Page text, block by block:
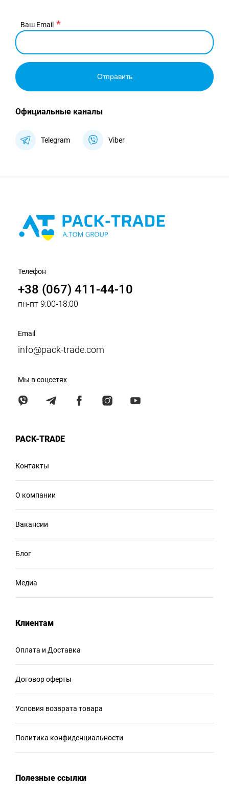
Ваш Email
Отправить
Официальные каналы
Telegram Viber
Телефон
+38 (067) 411-44-10
пн-пт 9:00-18:00
Email
info@pack-trade.com
Мы в соцсетях
PACK-TRADE
Контакты
О компании
Вакансии
Блог
Медиа
Клиентам
Оплата и Доставка
Договор оферты
Условия возврата товара
Политика конфиденциальности
Полезные ссылки